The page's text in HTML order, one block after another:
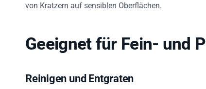
von Kratzern auf sensiblen Oberflächen.
Geeignet für Fein- und
Reinigen und Entgraten